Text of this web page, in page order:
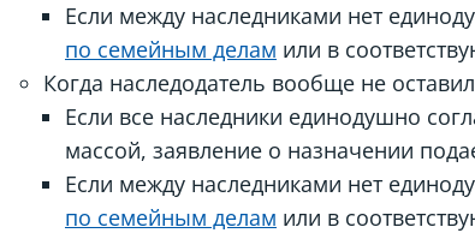
Если между наследниками нет
по семейным делам или в
Когда наследодатель вообще не
Если все наследники единодушно
массой, заявление о назначении
Если между наследниками нет
по семейным делам или в